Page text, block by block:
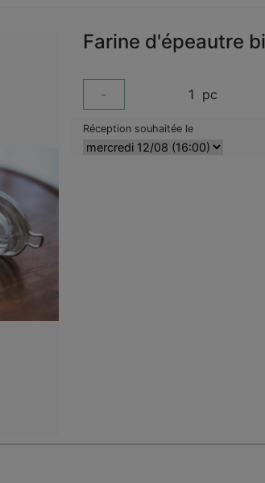
Farine d'épeautre
- 1 pc
Réception souhaitée le